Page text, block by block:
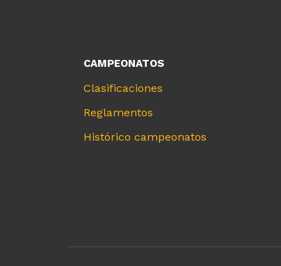
CAMPEONATOS
Clasificaciones
Reglamentos
Histórico campeonatos